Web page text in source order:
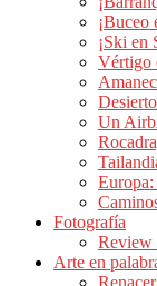
¡Buceo
¡Ski en
Vértigo
Un
Europa:
Fotografía
Review
Arte en
Renacer